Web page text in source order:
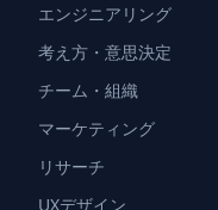
エンジニアリング
考え方・意思決定
チーム・組織
マーケティング
リサーチ
UXデザイン